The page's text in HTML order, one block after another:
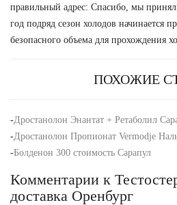
правильный адрес: Спасибо, мы
год подряд сезон холодов начинается
безопасного объема для прохождения
ПОХОЖИЕ
-Дростанолон Энантат + Ретаболил
-Дростанолон Пропионат Vermodje
-Болденон 300 стоимость Сарапул
Комментарии к
доставка Оренбург